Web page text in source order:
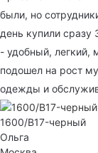
были, но
день купили сразу
- удобный, легкий,
подошел на рост
одежды и
1600/B17-черный
Ольга